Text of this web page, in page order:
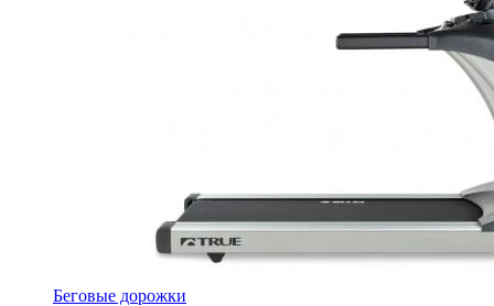
Беговые дорожки